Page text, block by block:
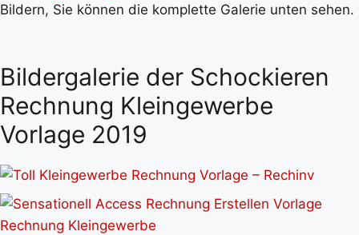
Bildern, Sie können die komplette Galerie unten sehen.
Bildergalerie der Schockieren
Rechnung Kleingewerbe
Vorlage 2019